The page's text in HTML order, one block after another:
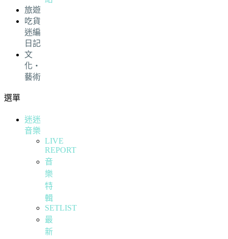
旅遊
吃貨
迷編
日記
文
化・
藝術
選單
迷迷
音樂
LIVE
REPORT
音
樂
特
輯
SETLIST
最
新